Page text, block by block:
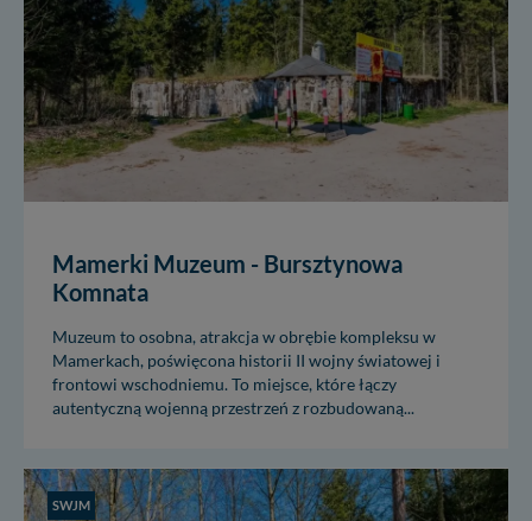
Mamerki Muzeum - Bursztynowa
Komnata
Muzeum to osobna, atrakcja w obrębie kompleksu w
Mamerkach, poświęcona historii II wojny światowej i
frontowi wschodniemu. To miejsce, które łączy
autentyczną wojenną przestrzeń z rozbudowaną...
SWJM